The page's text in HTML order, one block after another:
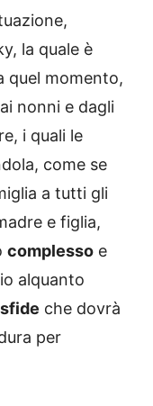
la quale è
quel momento,
nonni e dagli
i quali le
come se
a tutti gli
e figlia,
complesso e
alquanto
sfide che dovrà
per